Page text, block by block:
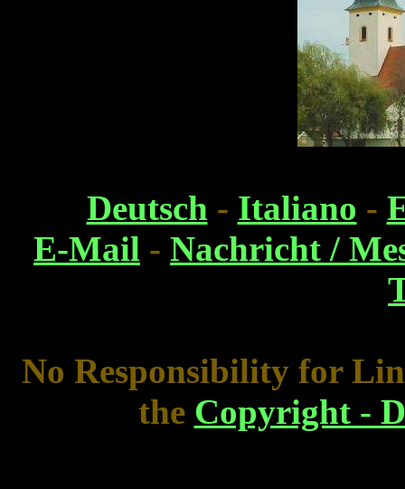
Deutsch - Italiano -
E-Mail - Nachricht /
No Responsibility for
the Copyright -